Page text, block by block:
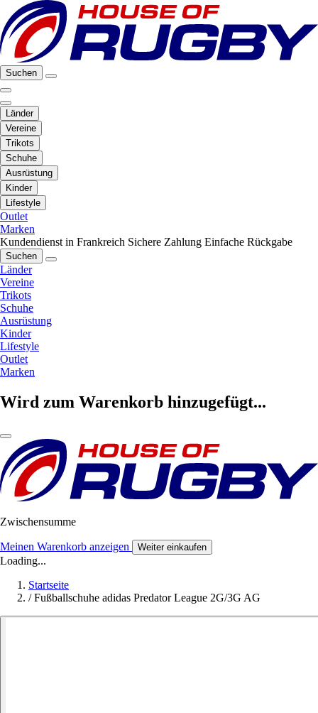
Suchen
Länder
Vereine
Trikots
Schuhe
Ausrüstung
Kinder
Lifestyle
Outlet
Marken
Kundendienst in Frankreich Sichere Zahlung Einfache Rückgabe
Suchen
Länder
Vereine
Trikots
Schuhe
Ausrüstung
Kinder
Lifestyle
Outlet
Marken
Wird zum Warenkorb hinzugefügt...
Zwischensumme
Meinen Warenkorb anzeigen Weiter einkaufen
Loading...
Startseite
/ Fußballschuhe adidas Predator League 2G/3G AG